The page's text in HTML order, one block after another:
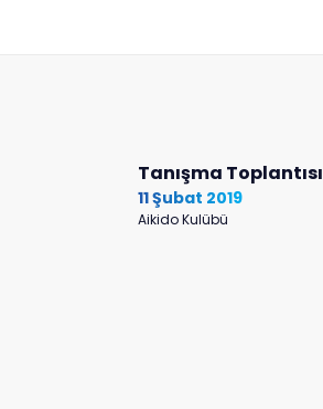
Tanışma Toplantısı
11 Şubat 2019
Aikido Kulübü